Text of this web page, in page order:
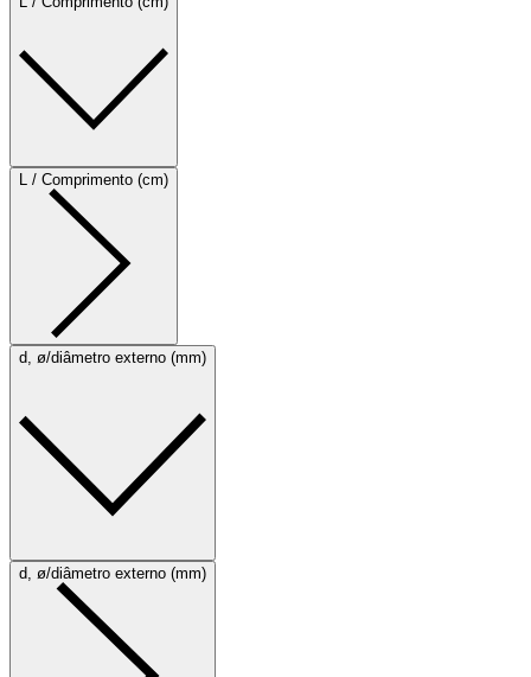
L / Comprimento (cm)
d, ø/diâmetro externo (mm)
d, ø/diâmetro externo (mm)